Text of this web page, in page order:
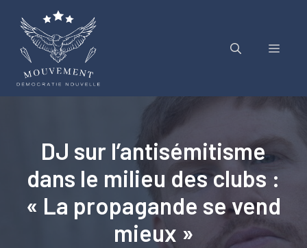
contenu
Menu
DJ sur l’antisémitisme
dans le milieu des clubs :
« La propagande se vend
mieux »